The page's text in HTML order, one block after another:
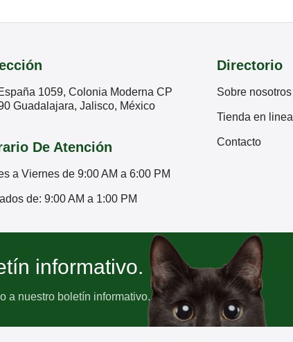
1059, Colonia Moderna CP
Guadalajara, Jalisco, México
De Atención
a Viernes de 9:00 AM a 6:00 PM
de: 9:00 AM a 1:00 PM
Directorio
Sobre nosotros
Tienda en linea
Contacto
informativo.
a nuestro boletín informativo.